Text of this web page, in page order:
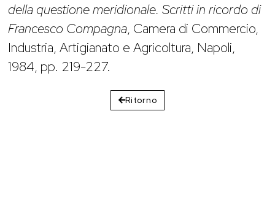
della questione meridionale. Scritti in ricordo di
Francesco Compagna, Camera di Commercio,
Industria, Artigianato e Agricoltura, Napoli,
1984, pp. 219-227.
Ritorno